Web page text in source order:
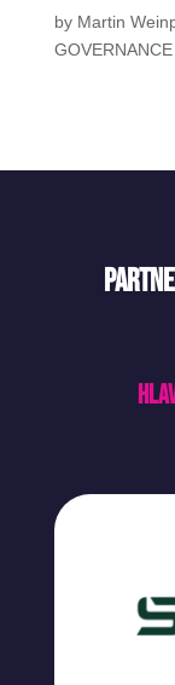
by Martin